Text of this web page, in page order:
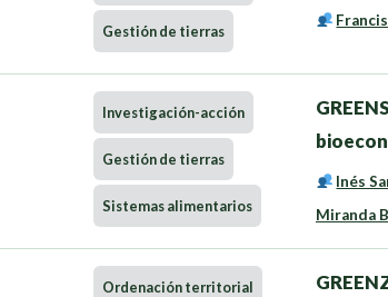
Gestión de tierras
Investigación-acción
Gestión de tierras
Sistemas alimentarios
Inés
Miranda
Ordenación territorial